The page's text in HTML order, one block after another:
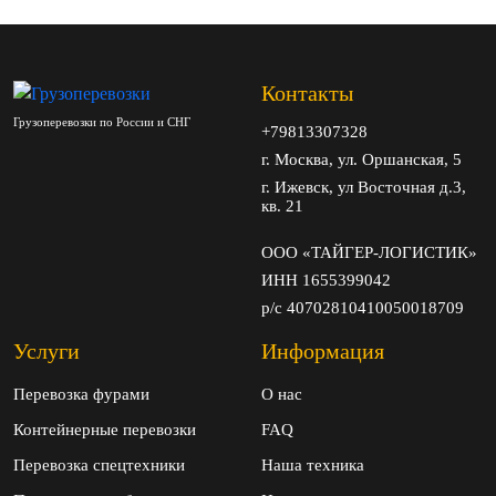
Грузоперевозки по России и СНГ
Услуги
Перевозка фурами
Контейнерные перевозки
Перевозка спецтехники
Контакты
+79813307328
г. Москва, ул. Оршанская, 5
г. Ижевск, ул Восточная д.3,
кв. 21
ООО «ТАЙГЕР-ЛОГИСТИК»
ИНН 1655399042
р/с 40702810410050018709
Информация
О нас
FAQ
Наша техника